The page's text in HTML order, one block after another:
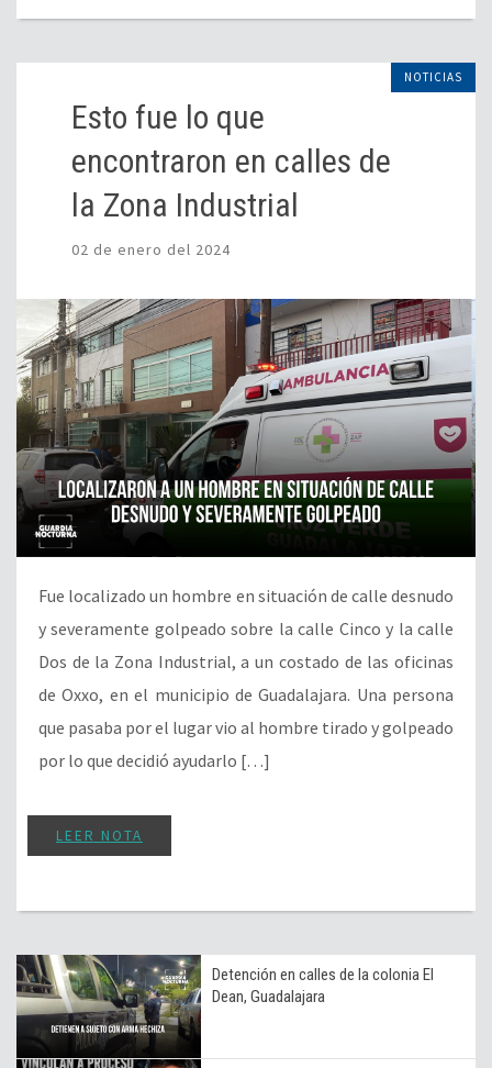
NOTICIAS
Esto fue lo que
encontraron en calles de
la Zona Industrial
02 de enero del 2024
Fue localizado un hombre en situación de calle desnudo
y severamente golpeado sobre la calle Cinco y la calle
Dos de la Zona Industrial, a un costado de las oficinas
de Oxxo, en el municipio de Guadalajara. Una persona
que pasaba por el lugar vio al hombre tirado y golpeado
por lo que decidió ayudarlo […]
LEER NOTA
Detención en calles de la colonia El
Dean, Guadalajara